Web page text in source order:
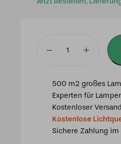
Menge
500 m2 großes
Experten für
Kostenloser
Kostenlose
Sichere Zahlung im